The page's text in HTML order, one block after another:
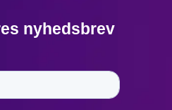
nyhedsbrev